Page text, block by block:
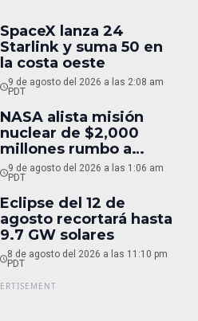
SpaceX lanza 24
Starlink y suma 50 en
la costa oeste
9 de agosto del 2026 a las 2:08 am
PDT
NASA alista misión
nuclear de $2,000
millones rumbo a
Marte
9 de agosto del 2026 a las 1:06 am
PDT
Eclipse del 12 de
agosto recortará hasta
9.7 GW solares
8 de agosto del 2026 a las 11:10 pm
PDT